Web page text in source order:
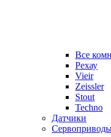
Все
Рехау
Vieir
Zeissler
Stout
Techno
Датчики